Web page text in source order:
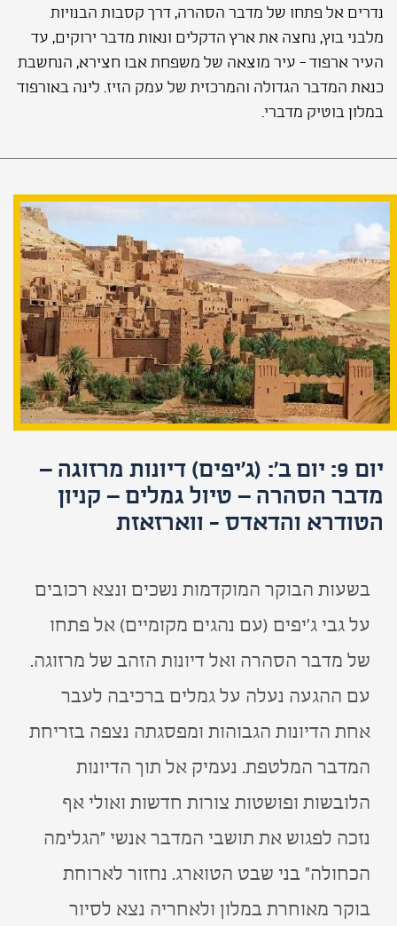
נדרים אל פתחו של מדבר הסהרה, דרך קסבות הבנויות
מלבני בוץ, נחצה את ארץ הדקלים ונאות מדבר ירוקים, עד
העיר ארפוד - עיר מוצאה של משפחת אבו חצירא, הנחשבת
כנאת המדבר הגדולה והמרכזית של עמק הזיז. לינה באורפוד
במלון בוטיק מדברי.
יום 9: יום ב': (ג'יפים) דיונות מרזוגה –
מדבר הסהרה – טיול גמלים – קניון
הטודרא והדאדס - ווארזאזת
בשעות הבוקר המוקדמות נשכים ונצא רכובים
על גבי ג'יפים (עם נהגים מקומיים) אל פתחו
של מדבר הסהרה ואל דיונות הזהב של מרזוגה.
עם ההגעה נעלה על גמלים ברכיבה לעבר
אחת הדיונות הגבוהות ומפסגתה נצפה בזריחת
המדבר המלטפת. נעמיק אל תוך הדיונות
הלובשות ופושטות צורות חדשות ואולי אף
נזכה לפגוש את תושבי המדבר אנשי "הגלימה
הכחולה" בני שבט הטוארג. נחזור לארוחת
בוקר מאוחרת במלון ולאחריה נצא לסיור